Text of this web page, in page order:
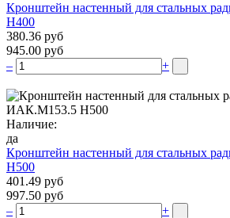
Кронштейн настенный для стальных
Н400
380.36 руб
945.00 руб
–
+
Наличие:
да
Кронштейн настенный для стальных
Н500
401.49 руб
997.50 руб
–
+